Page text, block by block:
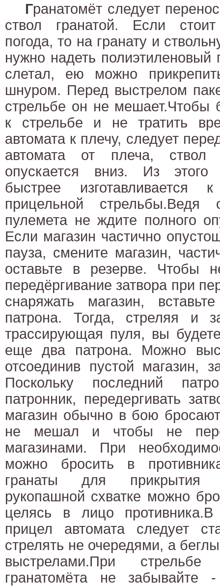
Гранатомёт следует
ствол гранатой. Если
погода, то на гранату и
нужно надеть полиэтиленовый
слетал, ею можно
шнуром. Перед выстрелом
стрельбе он не мешает.Чтобы
к стрельбе и не тратить
автомата к плечу, следует
автомата от плеча,
опускается вниз. Из этого
быстрее
прицельной стрельбы.Ведя
пулемета не ждите полного
Если магазин частично
пауза, смените магазин,
оставьте в резерве. Чтобы
передёргивание затвора при
снаряжать магазин,
патрона. Тогда, стреляя и
трассирующая пуля, вы
еще два патрона. Можно
отсоединив пустой магазин,
Поскольку последний
патронник, передергивать
магазин обычно в бою
не мешал и чтобы не
магазинами. При
можно бросить в
гранаты для прикрытия
рукопашной схватке можно
целясь в лицо противника.В
прицел автомата следует
стрелять не очередями, а
выстрелами.При стрельбе
гранатомёта не забывайте